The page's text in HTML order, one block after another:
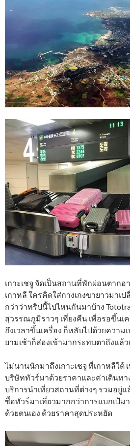
เกาะเชจู จัดเป็นสถานที่พักผ่อนตาก
เกาหลี ใครคิดใส่กางเกงขายาวมาเป
กว่าว่าทริปนี้ไปไหนกันมาบ้าง
สุวรรณภูมิราวๆ เที่ยงคืน เพื่อรอขึ้นเ
ถึงเวลาขึ้นเครื่อง ก็หลับไปด้วยควา
ยามเช้าก็ส่องเข้ามากระทบตาถึงแล้ว
ไม่นานนักมาถึงเกาะเชจู ที่เกาหลีใต้
บริษัททัวร์มาด้วยราคาและค่าเดินทา
บริการนำเที่ยวสถานที่ต่างๆ รวมอยู่แ
ซื้อทัวร์มาเที่ยวมากกว่าการแบกเป้มา
ด้วยตนเอง ด้วยราคาสุดประหยัด